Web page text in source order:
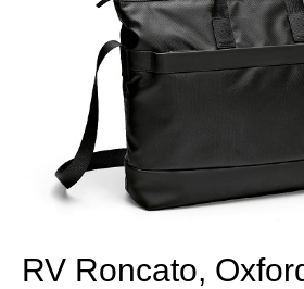
RV Roncato,